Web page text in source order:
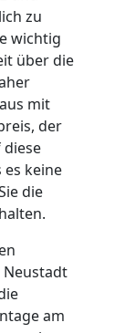
zu
wichtig
über die
mit
der
es keine
die
am